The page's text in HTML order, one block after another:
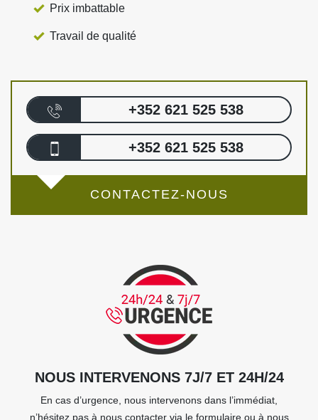
Prix imbattable
Travail de qualité
+352 621 525 538
+352 621 525 538
CONTACTEZ-NOUS
NOUS INTERVENONS 7J/7 ET 24H/24
En cas d’urgence, nous intervenons dans l’immédiat,
n’hésitez pas à nous contacter via le formulaire ou à nous